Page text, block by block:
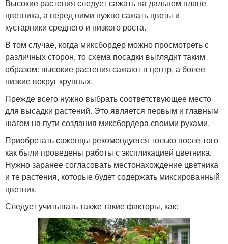
Высокие растения следует сажать на дальнем плане
цветника, а перед ними нужно сажать цветы и
кустарники среднего и низкого роста.
В том случае, когда миксбордер можно просмотреть с
различных сторон, то схема посадки выглядит таким
образом: высокие растения сажают в центр, а более
низкие вокруг крупных.
Прежде всего нужно выбрать соответствующее место
для высадки растений. Это является первым и главным
шагом на пути создания миксбордера своими руками.
Приобретать саженцы рекомендуется только после того
как были проведены работы с экспликацией цветника.
Нужно заранее согласовать местонахождение цветника
и те растения, которые будет содержать миксированный
цветник.
Следует учитывать также такие факторы, как: